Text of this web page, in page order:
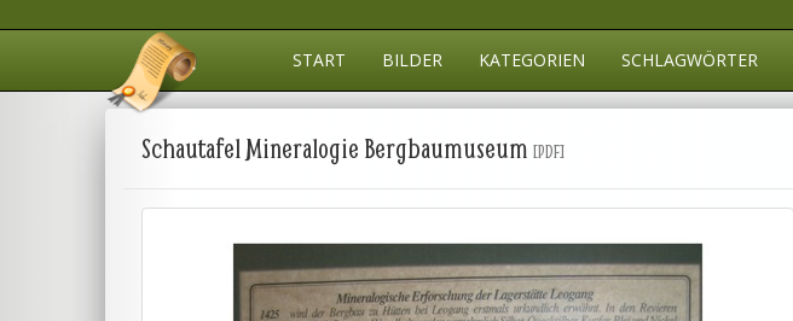
START BILDER KATEGORIEN SCHLAGWÖRTER
Schautafel Mineralogie Bergbaumuseum [PDF]